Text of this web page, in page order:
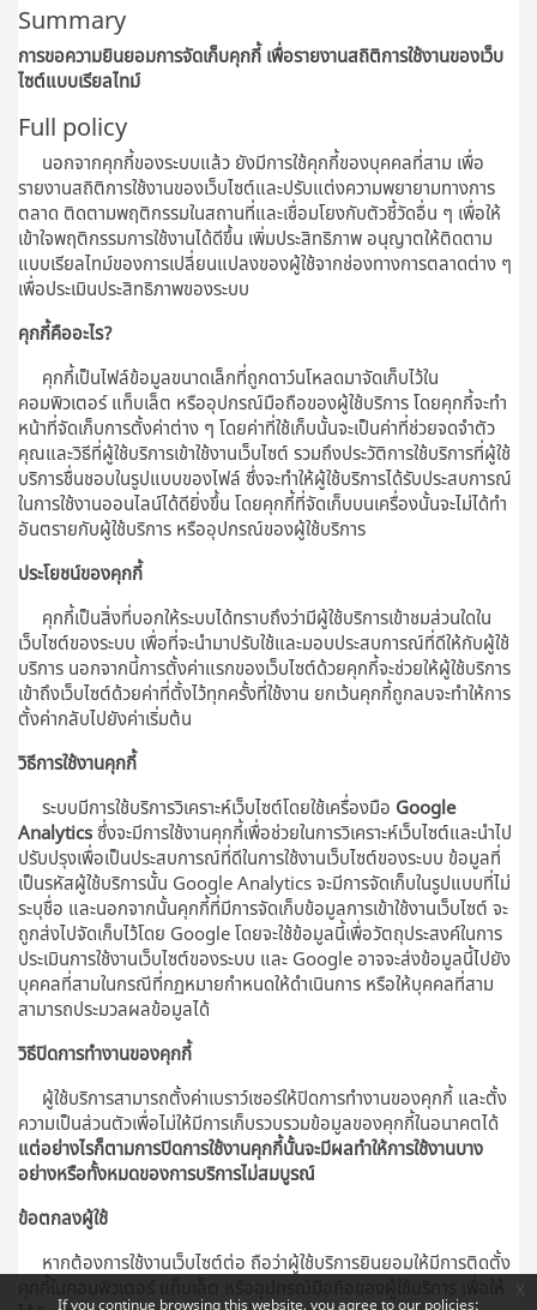
Summary
การขอความยินยอมการจัดเก็บคุกกี้ เพื่อรายงานสถิติการใช้งานของเว็บ
ไซต์แบบเรียลไทม์
Full policy
นอกจากคุกกี้ของระบบแล้ว ยังมีการใช้คุกกี้ของบุคคลที่สาม เพื่อ
รายงานสถิติการใช้งานของเว็บไซต์และปรับแต่งความพยายามทางการ
ตลาด ติดตามพฤติกรรมในสถานที่และเชื่อมโยงกับตัวชี้วัดอื่น ๆ เพื่อให้
เข้าใจพฤติกรรมการใช้งานได้ดีขึ้น เพิ่มประสิทธิภาพ อนุญาตให้ติดตาม
แบบเรียลไทม์ของการเปลี่ยนแปลงของผู้ใช้จากช่องทางการตลาดต่าง ๆ
เพื่อประเมินประสิทธิภาพของระบบ
คุกกี้คืออะไร?
คุกกี้เป็นไฟล์ข้อมูลขนาดเล็กที่ถูกดาว์นโหลดมาจัดเก็บไว้ใน
คอมพิวเตอร์ แท็บเล็ต หรืออุปกรณ์มือถือของผู้ใช้บริการ โดยคุกกี้จะทำ
หน้าที่จัดเก็บการตั้งค่าต่าง ๆ โดยค่าที่ใช้เก็บนั้นจะเป็นค่าที่ช่วยจดจำตัว
คุณและวิธีที่ผู้ใช้บริการเข้าใช้งานเว็บไซต์ รวมถึงประวัติการใช้บริการที่ผู้ใช้
บริการชื่นชอบในรูปแบบของไฟล์ ซึ่งจะทำให้ผู้ใช้บริการได้รับประสบการณ์
ในการใช้งานออนไลน์ได้ดียิ่งขึ้น โดยคุกกี้ที่จัดเก็บบนเครื่องนั้นจะไม่ได้ทำ
อันตรายกับผู้ใช้บริการ หรืออุปกรณ์ของผู้ใช้บริการ
ประโยชน์ของคุกกี้
คุกกี้เป็นสิ่งที่บอกให้ระบบได้ทราบถึงว่ามีผู้ใช้บริการเข้าชมส่วนใดใน
เว็บไซต์ของระบบ เพื่อที่จะนำมาปรับใช้และมอบประสบการณ์ที่ดีให้กับผู้ใช้
บริการ นอกจากนี้การตั้งค่าแรกของเว็บไซต์ด้วยคุกกี้จะช่วยให้ผู้ใช้บริการ
เข้าถึงเว็บไซต์ด้วยค่าที่ตั้งไว้ทุกครั้งที่ใช้งาน ยกเว้นคุกกี้ถูกลบจะทำให้การ
ตั้งค่ากลับไปยังค่าเริ่มต้น
วิธีการใช้งานคุกกี้
ระบบมีการใช้บริการวิเคราะห์เว็บไซต์โดยใช้เครื่องมือ Google
Analytics ซึ่งจะมีการใช้งานคุกกี้เพื่อช่วยในการวิเคราะห์เว็บไซต์และนำไป
ปรับปรุงเพื่อเป็นประสบการณ์ที่ดีในการใช้งานเว็บไซต์ของระบบ ข้อมูลที่
เป็นรหัสผู้ใช้บริการนั้น Google Analytics จะมีการจัดเก็บในรูปแบบที่ไม่
ระบุชื่อ และนอกจากนั้นคุกกี้ที่มีการจัดเก็บข้อมูลการเข้าใช้งานเว็บไซต์ จะ
ถูกส่งไปจัดเก็บไว้โดย Google โดยจะใช้ข้อมูลนี้เพื่อวัตถุประสงค์ในการ
ประเมินการใช้งานเว็บไซต์ของระบบ และ Google อาจจะส่งข้อมูลนี้ไปยัง
บุคคลที่สามในกรณีที่กฏหมายกำหนดให้ดำเนินการ หรือให้บุคคลที่สาม
สามารถประมวลผลข้อมูลได้
วิธีปิดการทำงานของคุกกี้
ผู้ใช้บริการสามารถตั้งค่าเบราว์เซอร์ให้ปิดการทำงานของคุกกี้ และตั้ง
ความเป็นส่วนตัวเพื่อไม่ให้มีการเก็บรวบรวมข้อมูลของคุกกี้ในอนาคตได้
แต่อย่างไรก็ตามการปิดการใช้งานคุกกี้นั้นจะมีผลทำให้การใช้งานบาง
อย่างหรือทั้งหมดของการบริการไม่สมบูรณ์
ข้อตกลงผู้ใช้
หากต้องการใช้งานเว็บไซต์ต่อ ถือว่าผู้ใช้บริการยินยอมให้มีการติดตั้ง
If you continue browsing this website, you agree to our policies: